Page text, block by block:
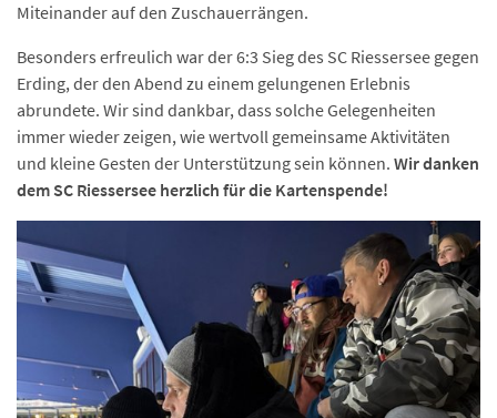
Miteinander auf den Zuschauerrängen.
Besonders erfreulich war der 6:3 Sieg des SC Riessersee gegen
Erding, der den Abend zu einem gelungenen Erlebnis
abrundete. Wir sind dankbar, dass solche Gelegenheiten
immer wieder zeigen, wie wertvoll gemeinsame Aktivitäten
und kleine Gesten der Unterstützung sein können. Wir danken
dem SC Riessersee herzlich für die Kartenspende!